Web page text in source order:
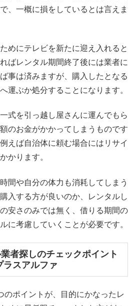
、一概に損をしているとは言えま
めにテレビを新たに迎え入れると
ばレンタル期間終了後には業者に
事は済みますが、購入したとなる
運ぶか処分することになります。
式を引っ越し屋さんに運んでもら
のお金がかかってしまうものです
えば自治体に頼む場合にはリサイ
かります。
間や自分の体力も消耗してしまう
入する方が良いのか、レンタルし
安さのみでは無く、借りる期間の
に考慮していくことが必要です。
者探しのチェックポイント
スアルファ
のポイントが、目的にかなったレ